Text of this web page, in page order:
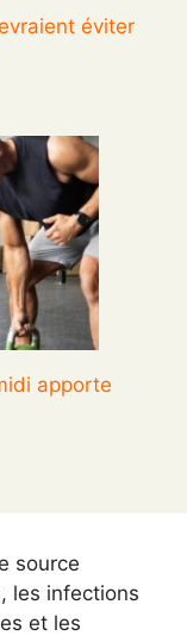
éviter
apporte
source
les infections
et les